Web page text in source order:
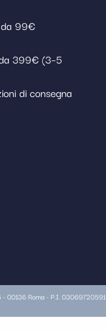
99€
399€ (3–5
di consegna
- 00136 Roma - P.I. 03069720591